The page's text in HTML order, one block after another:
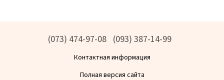
(073) 474-97-08 (093) 387-14-99
Контактная информация
Полная версия сайта